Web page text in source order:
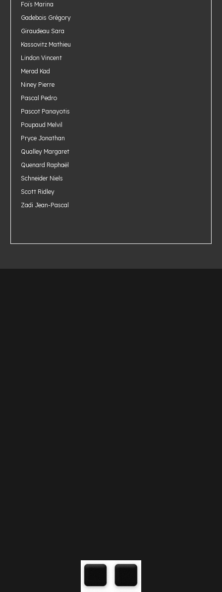
Foïs Marina
Gadebois Grégory
Giraudeau Sara
Kassovitz Mathieu
Lindon Vincent
Merad Kad
Niney Pierre
Pascal Pedro
Pascot Panayotis
Poupaud Melvil
Pryce Jonathan
Qualley Margaret
Quenard Raphaël
Schneider Niels
Scott Ridley
Zadi Jean-Pascal